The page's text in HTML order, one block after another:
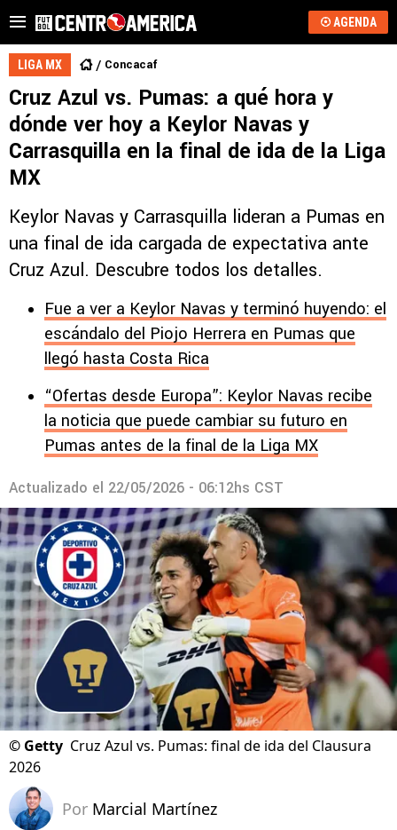
AGENDA
LIGA MX Concacaf
Cruz Azul vs. Pumas: a qué hora y
dónde ver hoy a Keylor Navas y
Carrasquilla en la final de ida de la Liga
MX
Keylor Navas y Carrasquilla lideran a Pumas en
una final de ida cargada de expectativa ante
Cruz Azul. Descubre todos los detalles.
Fue a ver a Keylor Navas y terminó huyendo: el
escándalo del Piojo Herrera en Pumas que
llegó hasta Costa Rica
“Ofertas desde Europa”: Keylor Navas recibe
la noticia que puede cambiar su futuro en
Pumas antes de la final de la Liga MX
Actualizado el 22/05/2026 - 06:12hs CST
© Getty Cruz Azul vs. Pumas: final de ida del Clausura
2026
Por Marcial Martínez